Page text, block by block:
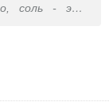
соль - это